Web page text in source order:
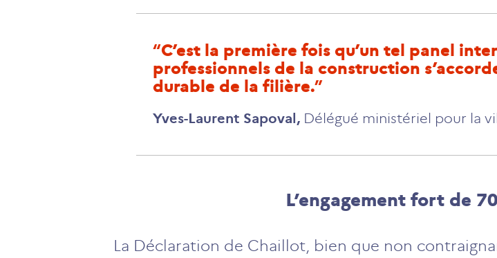
C’est la première fois qu’un tel panel
professionnels de la construction
durable de la filière.
Yves-Laurent Sapoval, Délégué ministériel pour la
L’engagement fort de
La Déclaration de Chaillot, bien que non